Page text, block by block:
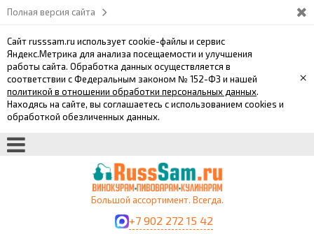
Полная версия сайта
Сайт russsam.ru использует cookie-файлы и сервис
Яндекс.Метрика для анализа посещаемости и улучшения
работы сайта. Обработка данных осуществляется в
соответствии с Федеральным законом № 152-ФЗ и нашей
политикой в отношении обработки персональных данных.
Находясь на сайте, вы соглашаетесь с использованием cookies и
обработкой обезличенных данных.
×
Большой ассортимент. Всегда.
+7 902 272 15 42